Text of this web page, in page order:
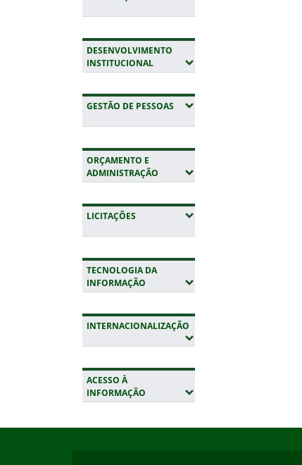
DESENVOLVIMENTO
INSTITUCIONAL(EXPANDIR SUBMENUS)
GESTÃO DE PESSOAS (EXPANDIR SUBMENUS)
ORÇAMENTO E
ADMINISTRAÇÃO (EXPANDIR SUBMENUS)
LICITAÇÕES (EXPANDIR SUBMENUS)
TECNOLOGIA DA
INFORMAÇÃO (EXPANDIR SUBMENUS)
INTERNACIONALIZAÇÃO
ACESSO À
INFORMAÇÃO (EXPANDIR SUBMENUS)